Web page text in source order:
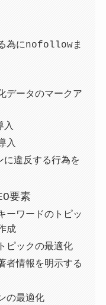
る為にnofollowま
データのマークア
入
入
違反する行為を
要素
ーワードのトピッ
成
ピックの最適化
者情報を明示する
の最適化